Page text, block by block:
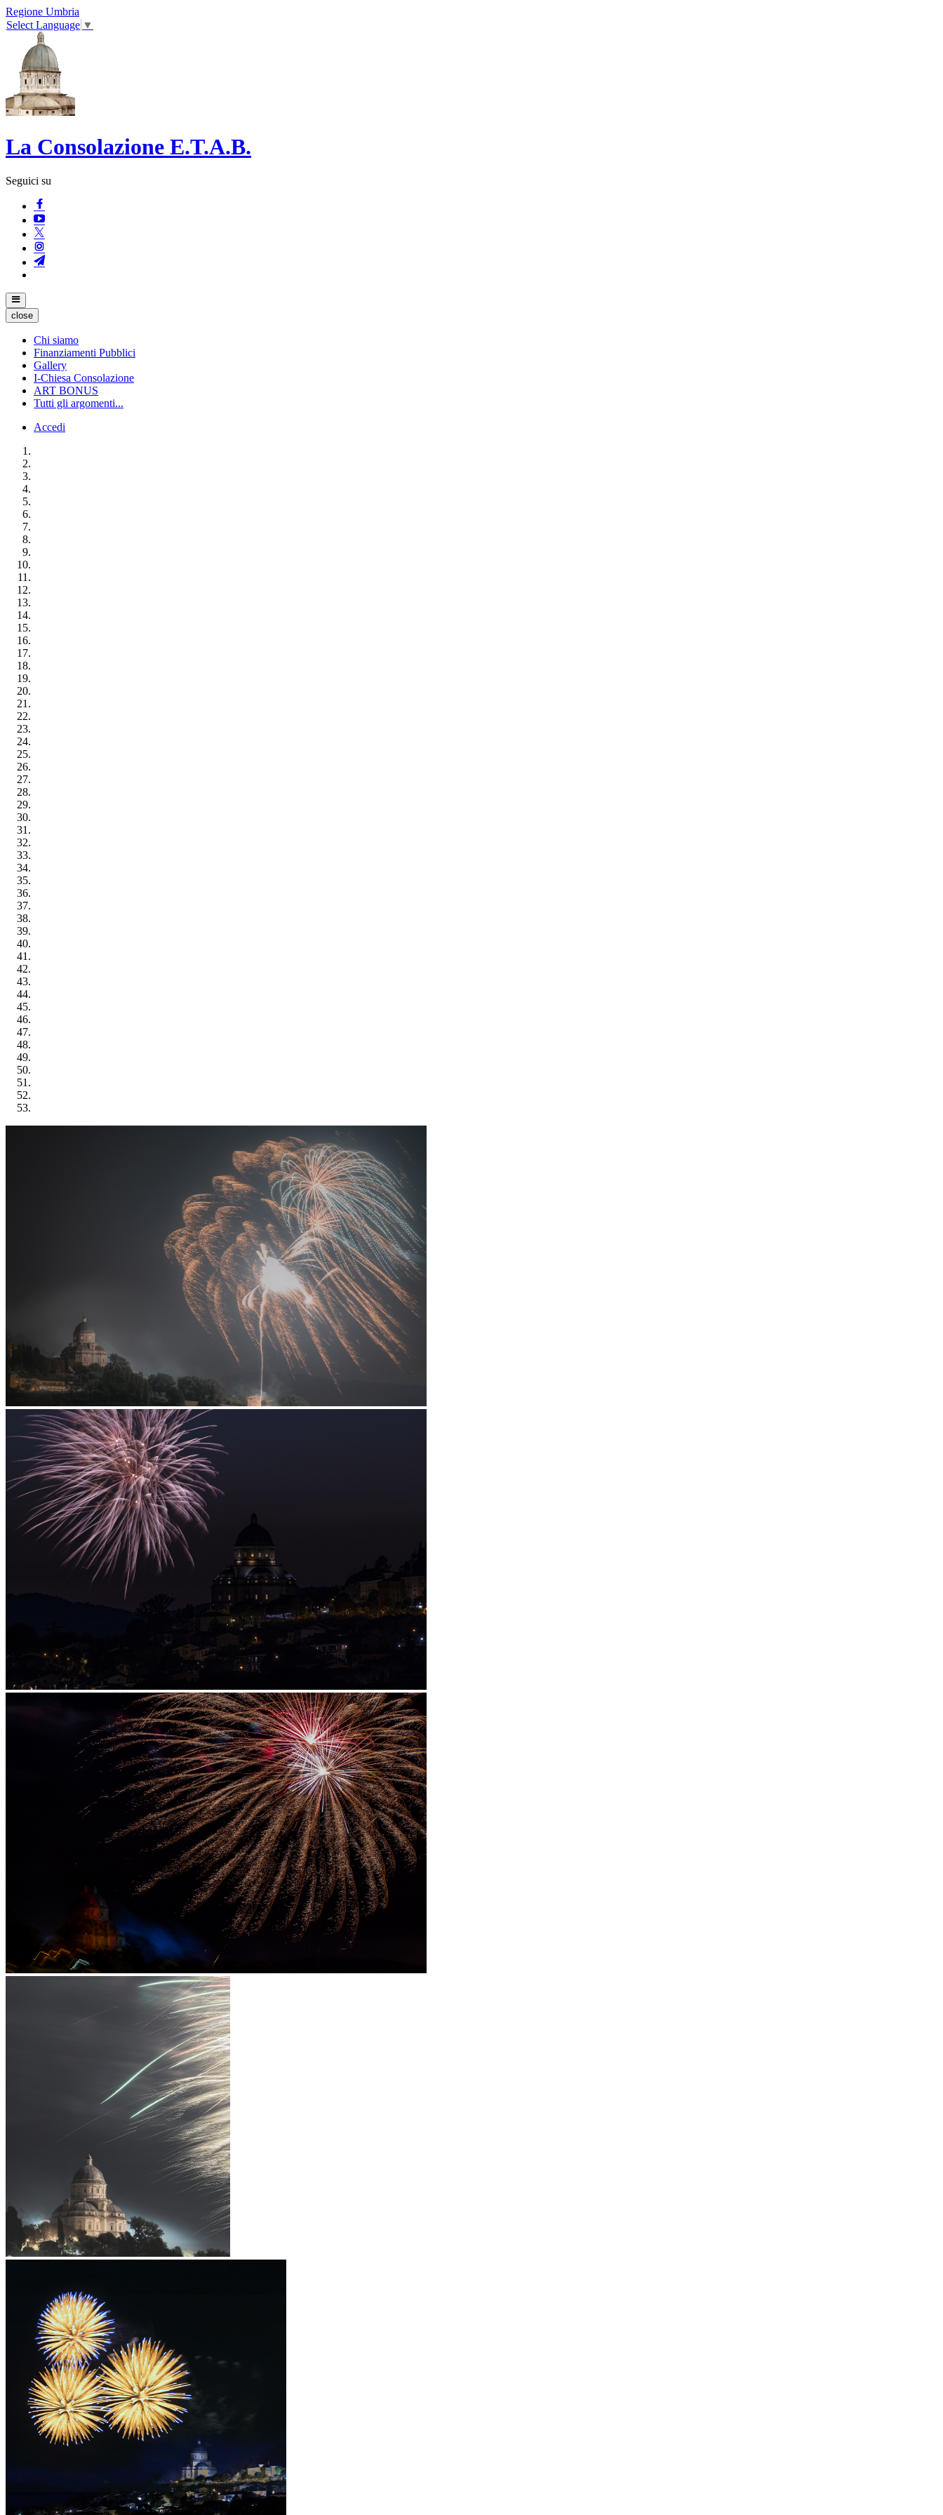
Regione Umbria
Select Language ▼
La Consolazione E.T.A.B.
Seguici su
close
Chi siamo
Finanziamenti Pubblici
Gallery
I-Chiesa Consolazione
ART BONUS
Tutti gli argomenti...
Accedi